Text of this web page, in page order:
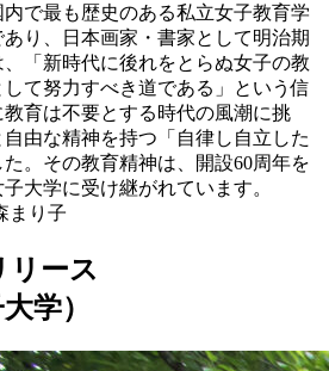
で最も歴史のある私立女子教育学
り、日本画家・書家として明治期
「新時代に後れをとらぬ女子の教
て努力すべき道である」という信
育は不要とする時代の風潮に挑
由な精神を持つ「自律し自立した
。その教育精神は、開設60周年を
大学に受け継がれています。
まり子
リース
学）